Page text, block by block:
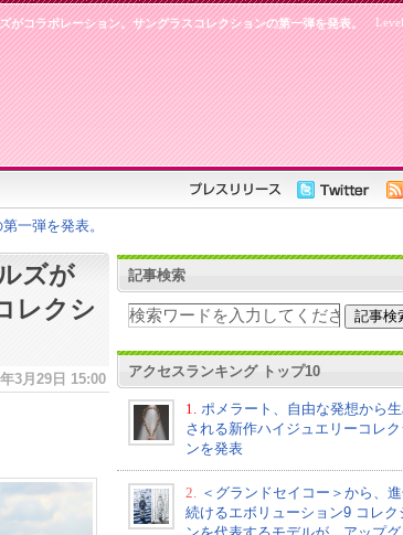
Level
がコラボレーション。サングラスコレクションの第一弾を発表。
一弾を発表。
ズが
レクシ
3月29日 15:00
記事検索
アクセスランキング トップ10
1.
ポメラート、自由な発想から
される新作ハイジュエリーコレク
ンを発表
2.
＜グランドセイコー＞から、
続けるエボリューション9 コレク
ンを代表するモデルが、アップグ